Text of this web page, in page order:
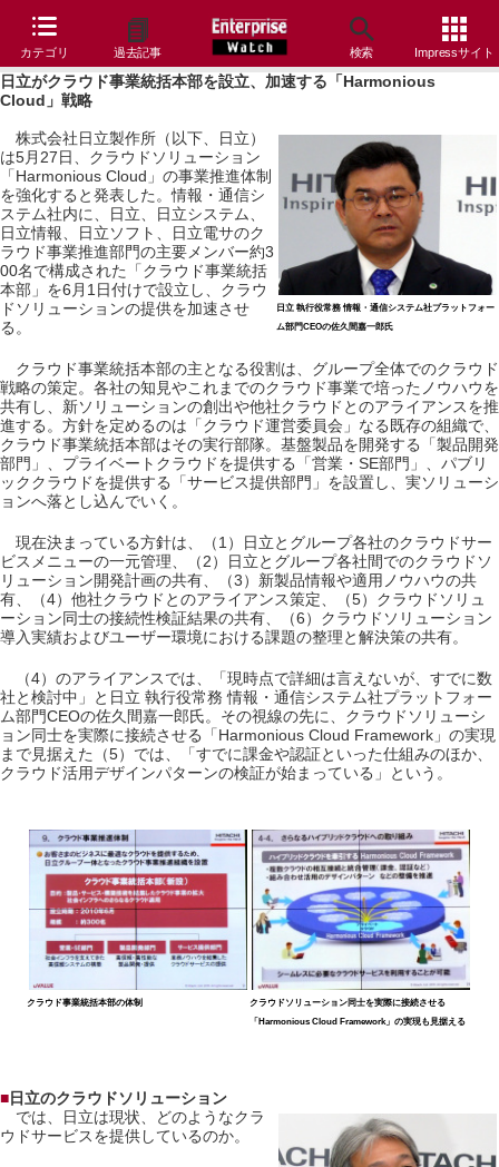
カテゴリ 過去記事 検索 Impressサイト
日立がクラウド事業統括本部を設立、加速する「Harmonious
Cloud」戦略
日立 執行役常務 情報・通信システム社プラットフォー
ム部門CEOの佐久間嘉一郎氏
株式会社日立製作所（以下、日立）
は5月27日、クラウドソリューション
「Harmonious Cloud」の事業推進体制
を強化すると発表した。情報・通信シ
ステム社内に、日立、日立システム、
日立情報、日立ソフト、日立電サのク
ラウド事業推進部門の主要メンバー約3
00名で構成された「クラウド事業統括
本部」を6月1日付けで設立し、クラウ
ドソリューションの提供を加速させ
る。
クラウド事業統括本部の主となる役割は、グループ全体でのクラウド
戦略の策定。各社の知見やこれまでのクラウド事業で培ったノウハウを
共有し、新ソリューションの創出や他社クラウドとのアライアンスを推
進する。方針を定めるのは「クラウド運営委員会」なる既存の組織で、
クラウド事業統括本部はその実行部隊。基盤製品を開発する「製品開発
部門」、プライベートクラウドを提供する「営業・SE部門」、パブリ
ッククラウドを提供する「サービス提供部門」を設置し、実ソリューシ
ョンへ落とし込んでいく。
現在決まっている方針は、（1）日立とグループ各社のクラウドサー
ビスメニューの一元管理、（2）日立とグループ各社間でのクラウドソ
リューション開発計画の共有、（3）新製品情報や適用ノウハウの共
有、（4）他社クラウドとのアライアンス策定、（5）クラウドソリュ
ーション同士の接続性検証結果の共有、（6）クラウドソリューション
導入実績およびユーザー環境における課題の整理と解決策の共有。
（4）のアライアンスでは、「現時点で詳細は言えないが、すでに数
社と検討中」と日立 執行役常務 情報・通信システム社プラットフォー
ム部門CEOの佐久間嘉一郎氏。その視線の先に、クラウドソリューシ
ョン同士を実際に接続させる「Harmonious Cloud Framework」の実現
まで見据えた（5）では、「すでに課金や認証といった仕組みのほか、
クラウド活用デザインパターンの検証が始まっている」という。
クラウド事業統括本部の体制
クラウドソリューション同士を実際に接続させる
「Harmonious Cloud Framework」の実現も見据える
■日立のクラウドソリューション
では、日立は現状、どのようなクラ
ウドサービスを提供しているのか。